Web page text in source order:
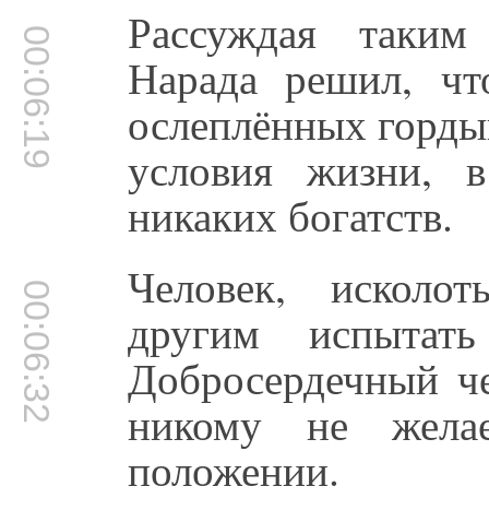
00:06:19 Рассуждая
Нарада решил,
ослеплённых
условия жизни,
никаких богатств.
00:06:32 Человек,
другим
Добросердечный
никому не
положении.